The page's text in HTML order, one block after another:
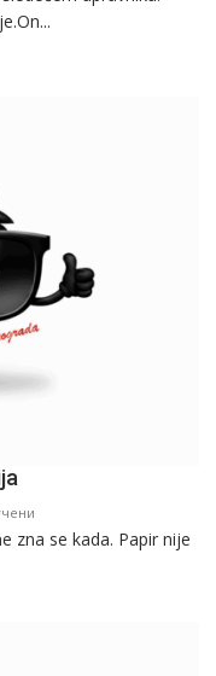
Beogradska
zna se kada. Papir nije